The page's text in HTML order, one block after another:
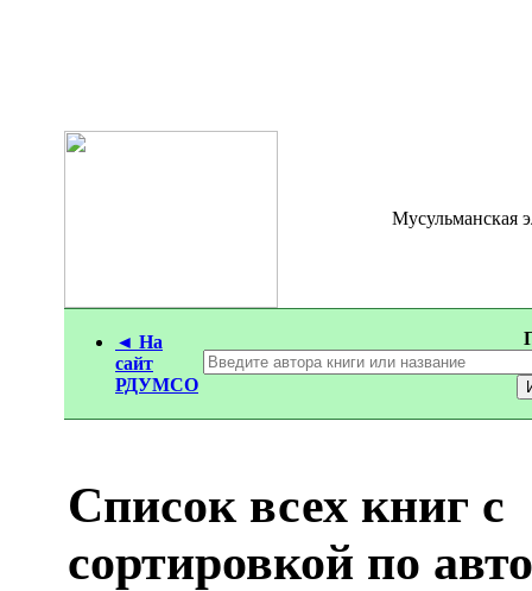
Мусульманская
◄ На
сайт
РДУМСО
Список всех книг с
сортировкой по